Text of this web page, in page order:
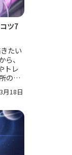
ツ7
たい
、
トレ
のル
イ
創作
月18日